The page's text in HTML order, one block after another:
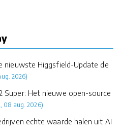
nieuwste Higgsfield-Update de
2026)
Super: Het nieuwe open-source
08 aug. 2026)
echte waarde halen uit AI